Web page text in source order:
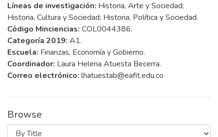
Líneas de investigación: Historia, Arte y Sociedad;
Historia, Cultura y Sociedad; Historia, Política y Sociedad.
Código Minciencias: COL0044386.
Categoría 2019: A1.
Escuela: Finanzas, Economía y Gobierno.
Coordinador: Laura Helena Atuesta Becerra.
Correo electrónico: lhatuestab@eafit.edu.co
Browse